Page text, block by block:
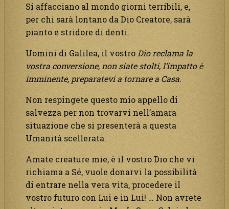
Si affacciano al mondo giorni terribili, e,
per chi sarà lontano da Dio Creatore, sarà
pianto e stridore di denti.
Uomini di Galilea, il vostro Dio reclama la
vostra conversione, non siate stolti, l’impatto è
imminente, preparatevi a tornare a Casa.
Non respingete questo mio appello di
salvezza per non trovarvi nell’amara
situazione che si presenterà a questa
Umanità scellerata.
Amate creature mie, è il vostro Dio che vi
richiama a Sé, vuole donarvi la possibilità
di entrare nella vera vita, procedere il
vostro futuro con Lui e in Lui! … Non avrete